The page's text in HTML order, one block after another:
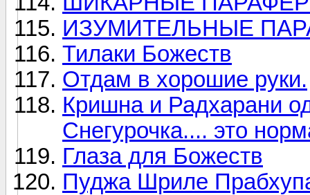
ИЗУМИТЕЛЬНЫЕ
Тилаки Божеств
Отдам в хорошие руки.
Кришна и Радхарани
Снегурочка.... это
Глаза для Божеств
Пуджа Шриле